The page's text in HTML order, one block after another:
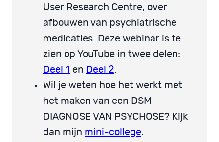
User Research Centre, over
afbouwen van psychiatrische
medicaties. Deze webinar is te
zien op YouTube in twee delen:
Deel 1 en Deel 2.
Wil je weten hoe het werkt met
het maken van een DSM-
DIAGNOSE VAN PSYCHOSE? Kijk
dan mijn mini-college.